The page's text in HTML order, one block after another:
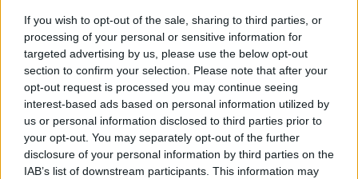
If you wish to opt-out of the sale, sharing to third parties, or
processing of your personal or sensitive information for
targeted advertising by us, please use the below opt-out
section to confirm your selection. Please note that after your
opt-out request is processed you may continue seeing
interest-based ads based on personal information utilized by
us or personal information disclosed to third parties prior to
your opt-out. You may separately opt-out of the further
disclosure of your personal information by third parties on the
IAB’s list of downstream participants. This information may
LEGFRISSEBB
Országos hírek
Kecskeméten is szakirányú
továbbképzésekkel erősít a Gál Ferenc